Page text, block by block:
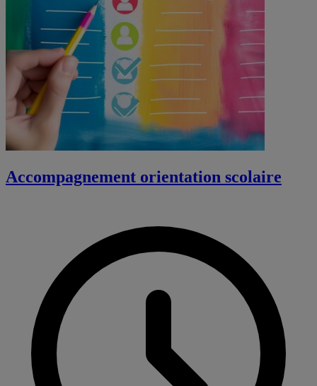
Accompagnement orientation scolaire